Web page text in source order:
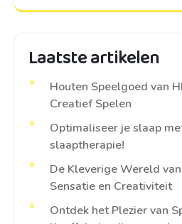
Laatste artikelen
Houten Speelgoed van
Creatief Spelen
Optimaliseer je slaap
slaaptherapie!
De Kleverige Wereld
Sensatie en Creativiteit
Ontdek het Plezier van